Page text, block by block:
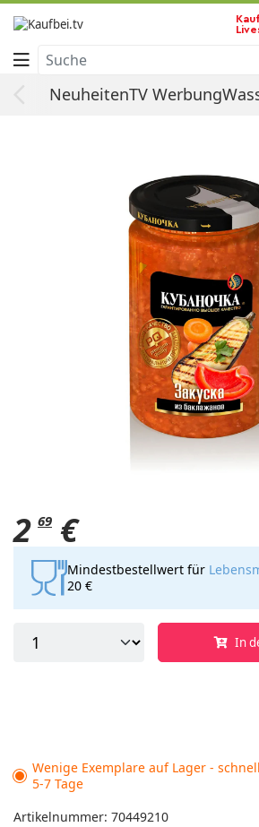
Suche
NeuheitenTV Werbung
Startseite
Kubanochka Auberginen-
360g
2 69 €
Mindestbestellwert für
20 €
In
Wenige Exemplare auf Lager -
5-7 Tage
Artikelnummer: 70449210